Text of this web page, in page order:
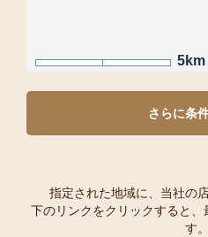
5km
さらに条
指定された地域に、当社の
下のリンクをクリックすると
す。